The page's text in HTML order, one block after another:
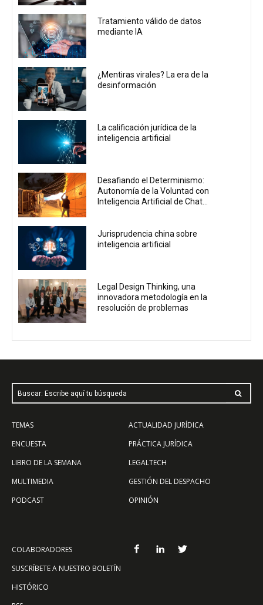
Tratamiento válido de datos
mediante IA
¿Mentiras virales? La era de la
desinformación
La calificación jurídica de la
inteligencia artificial
Desafiando el Determinismo:
Autonomía de la Voluntad con
Inteligencia Artificial de Chat...
Jurisprudencia china sobre
inteligencia artificial
Legal Design Thinking, una
innovadora metodología en la
resolución de problemas
Buscar: Escribe aquí tu búsqueda
TEMAS
ENCUESTA
LIBRO DE LA SEMANA
MULTIMEDIA
PODCAST
ACTUALIDAD JURÍDICA
PRÁCTICA JURÍDICA
LEGALTECH
GESTIÓN DEL DESPACHO
OPINIÓN
COLABORADORES
SUSCRÍBETE A NUESTRO BOLETÍN
HISTÓRICO